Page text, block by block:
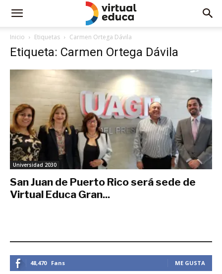
Inicio Etiquetas Carmen Ortega Dávila
Etiqueta: Carmen Ortega Dávila
Universidad 2030
San Juan de Puerto Rico será sede de
Virtual Educa Gran...
48,470 Fans ME GUSTA